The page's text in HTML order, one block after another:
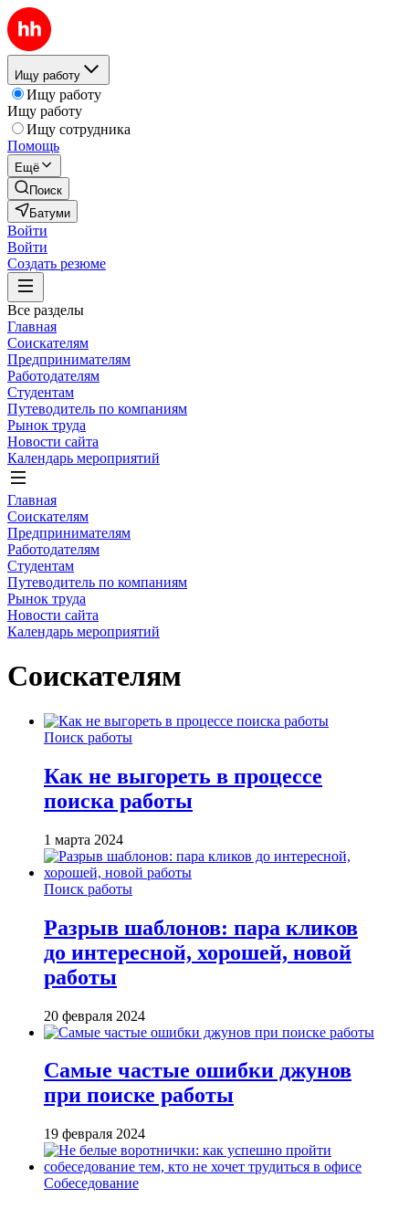
Ищу работу
Ищу работу
Ищу работу
Ищу сотрудника
Помощь
Ещё
Поиск
Батуми
Войти
Войти
Создать резюме
Все разделы
Главная
Соискателям
Предпринимателям
Работодателям
Студентам
Путеводитель по компаниям
Рынок труда
Новости сайта
Календарь мероприятий
Главная
Соискателям
Предпринимателям
Работодателям
Студентам
Путеводитель по компаниям
Рынок труда
Новости сайта
Календарь мероприятий
Соискателям
Поиск работы
Как не выгореть в процессе
поиска работы
1 марта 2024
Поиск работы
Разрыв шаблонов: пара кликов
до интересной, хорошей, новой
работы
20 февраля 2024
Самые частые ошибки джунов
при поиске работы
19 февраля 2024
Собеседование